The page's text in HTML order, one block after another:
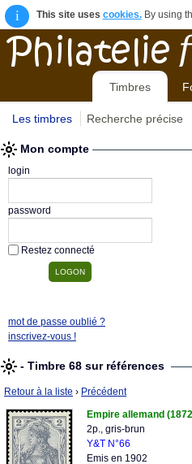
i This site uses cookies.By using
Timbres
Les timbres Recherche précise
Mon compte
login
password
Restez connecté
mot de passe oublié ?
inscrivez-vous !
- Timbre 68 sur références
Retour à la liste › Précédent
Empire allemand
2p., gris-brun
Y&T N°66
Emis en 1902